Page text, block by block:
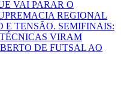
VAI PARAR O
REGIONAL
E TENSÃO. SEMIFINAIS:
VIRAM
DE FUTSAL AO